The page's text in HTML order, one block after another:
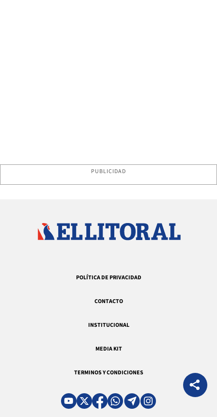
PUBLICIDAD
POLÍTICA DE PRIVACIDAD
CONTACTO
INSTITUCIONAL
MEDIA KIT
TERMINOS Y CONDICIONES